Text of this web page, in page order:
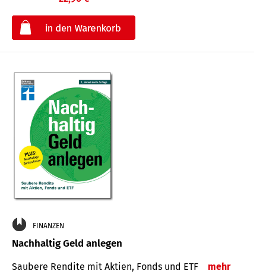
FINANZEN
Nachhaltig Geld anlegen
Saubere Rendite mit Aktien, Fonds und ETF mehr